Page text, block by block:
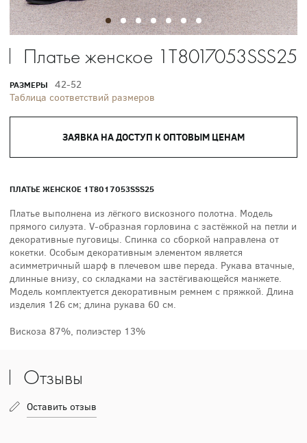
Платье женское 1T8017053SSS25
РАЗМЕРЫ
42-52
Таблица соответствий размеров
ЗАЯВКА НА ДОСТУП К ОПТОВЫМ ЦЕНАМ
ПЛАТЬЕ ЖЕНСКОЕ 1T8017053SSS25
Платье выполнена из лёгкого вискозного полотна. Модель
прямого силуэта. V-образная горловина с застёжкой на петли и
декоративные пуговицы. Спинка со сборкой направлена от
кокетки. Особым декоративным элементом является
асимметричный шарф в плечевом шве переда. Рукава втачные,
длинные внизу, со складками на застёгивающейся манжете.
Модель комплектуется декоративным ремнем с пряжкой. Длина
изделия 126 см; длина рукава 60 см.
Вискоза 87%, полиэстер 13%
Отзывы
Оставить отзыв